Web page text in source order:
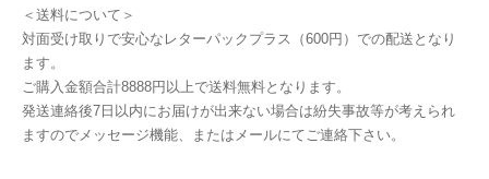
＜送料について＞
対面受け取りで安心なレターパックプラス（600円）での配送となり
ます。
ご購入金額合計8888円以上で送料無料となります。
発送連絡後7日以内にお届けが出来ない場合は紛失事故等が考えられ
ますのでメッセージ機能、またはメールにてご連絡下さい。